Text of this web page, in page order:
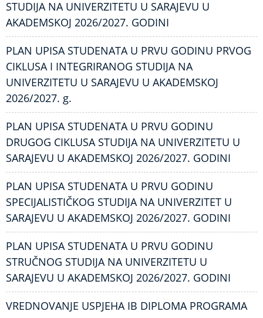
STUDIJA NA UNIVERZITETU U SARAJEVU U
AKADEMSKOJ 2026/2027. GODINI
PLAN UPISA STUDENATA U PRVU GODINU PRVOG
CIKLUSA I INTEGRIRANOG STUDIJA NA
UNIVERZITETU U SARAJEVU U AKADEMSKOJ
2026/2027. g.
PLAN UPISA STUDENATA U PRVU GODINU
DRUGOG CIKLUSA STUDIJA NA UNIVERZITETU U
SARAJEVU U AKADEMSKOJ 2026/2027. GODINI
PLAN UPISA STUDENATA U PRVU GODINU
SPECIJALISTIČKOG STUDIJA NA UNIVERZITET U
SARAJEVU U AKADEMSKOJ 2026/2027. GODINI
PLAN UPISA STUDENATA U PRVU GODINU
STRUČNOG STUDIJA NA UNIVERZITETU U
SARAJEVU U AKADEMSKOJ 2026/2027. GODINI
VREDNOVANJE USPJEHA IB DIPLOMA PROGRAMA